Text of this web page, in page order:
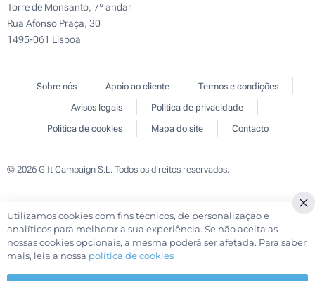
Torre de Monsanto, 7º andar
Rua Afonso Praça, 30
1495-061 Lisboa
Sobre nós Apoio ao cliente
Termos e condições
Avisos legais
Política de privacidade
Política de cookies
Mapa do site Contacto
© 2026 Gift Campaign S.L. Todos os direitos reservados.
Utilizamos cookies com fins técnicos, de personalização e
analíticos para melhorar a sua experiência. Se não aceita as
nossas cookies opcionais, a mesma poderá ser afetada. Para saber
mais, leia a nossa política de cookies